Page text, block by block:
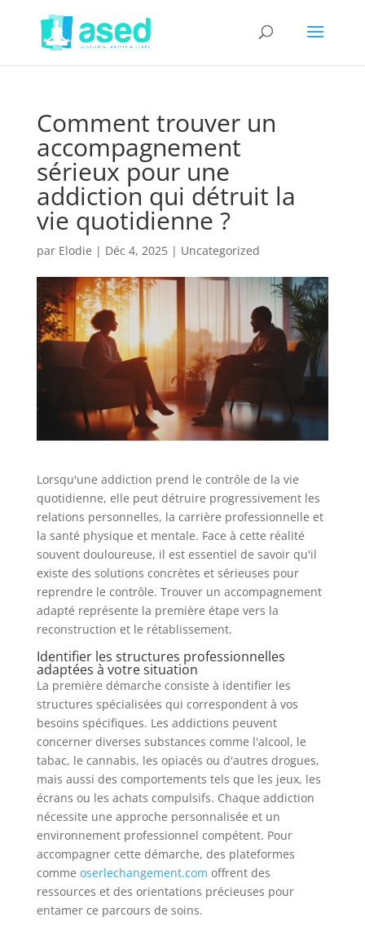
Comment trouver un
accompagnement
sérieux pour une
addiction qui détruit la
vie quotidienne ?
par Elodie | Déc 4, 2025| Uncategorized
Lorsqu'une addiction prend le contrôle de la vie
quotidienne, elle peut détruire progressivement les
relations personnelles, la carrière professionnelle et
la santé physique et mentale. Face à cette réalité
souvent douloureuse, il est essentiel de savoir qu'il
existe des solutions concrètes et sérieuses pour
reprendre le contrôle. Trouver un accompagnement
adapté représente la première étape vers la
reconstruction et le rétablissement.
Identifier les structures professionnelles
adaptées à votre situation
La première démarche consiste à identifier les
structures spécialisées qui correspondent à vos
besoins spécifiques. Les addictions peuvent
concerner diverses substances comme l'alcool, le
tabac, le cannabis, les opiacés ou d'autres drogues,
mais aussi des comportements tels que les jeux, les
écrans ou les achats compulsifs. Chaque addiction
nécessite une approche personnalisée et un
environnement professionnel compétent. Pour
accompagner cette démarche, des plateformes
comme oserlechangement.com offrent des
ressources et des orientations précieuses pour
entamer ce parcours de soins.